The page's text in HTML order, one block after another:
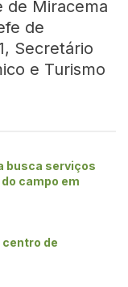
de Miracema
de
Secretário
e Turismo
busca serviços
campo em
centro de